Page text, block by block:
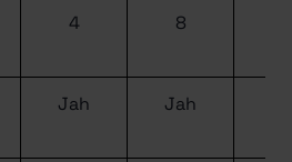
4 8
Jah Jah